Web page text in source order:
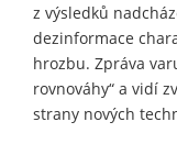
z výsledků
dezinformace
hrozbu. Zpráva
rovnováhy“ a vidí
strany nových